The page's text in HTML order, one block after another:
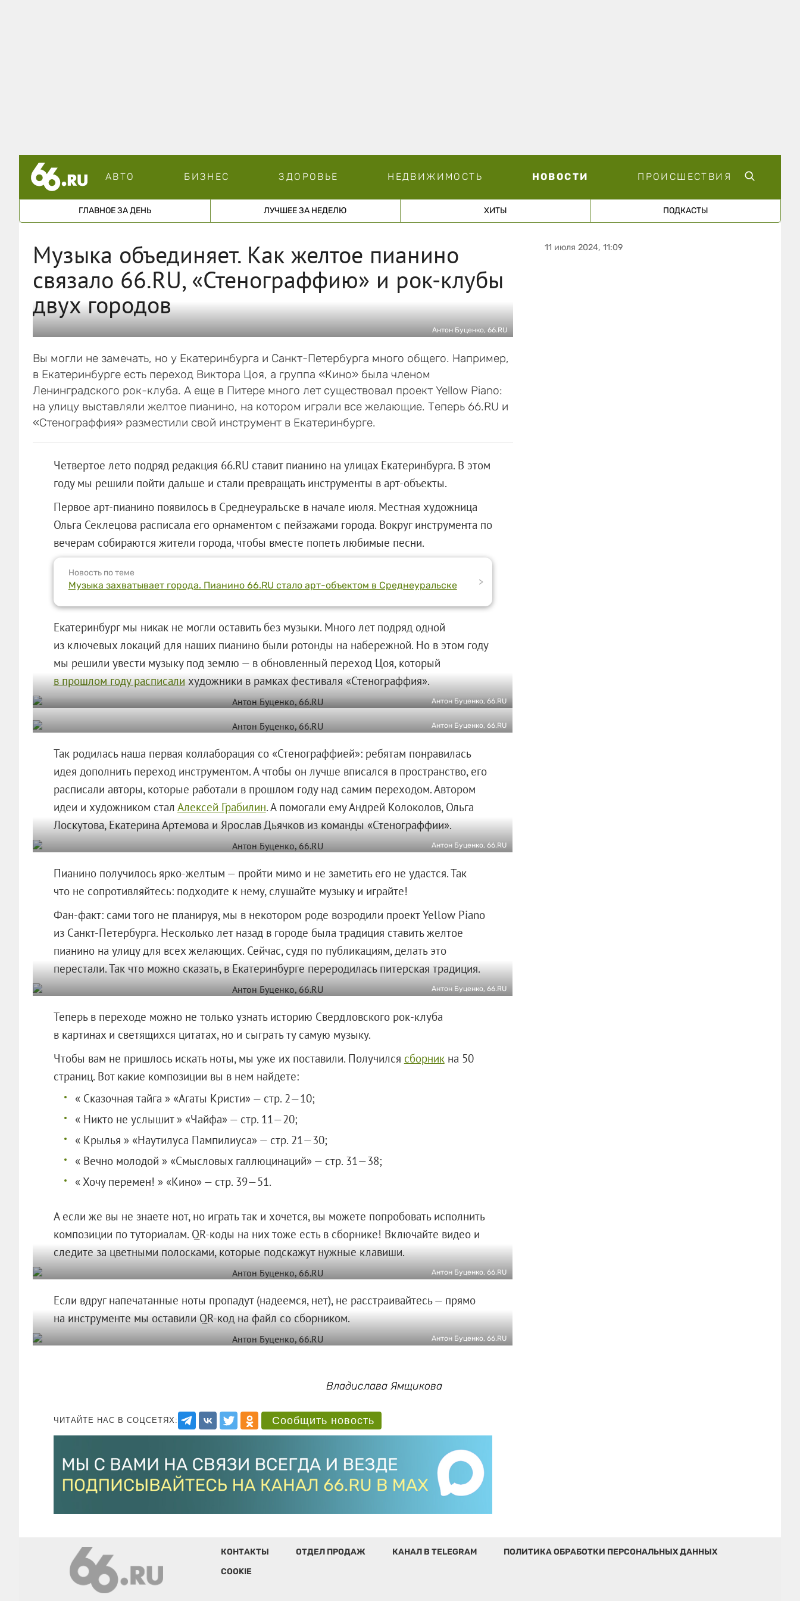
АВТО БИЗНЕС ЗДОРОВЬЕ НЕДВИЖИМОСТЬ НОВОСТИ ПРОИСШЕСТВИЯ
ГЛАВНОЕ ЗА ДЕНЬ ЛУЧШЕЕ ЗА НЕДЕЛЮ ХИТЫ ПОДКАСТЫ
Музыка объединяет. Как желтое пианино
связало 66.RU, «Стенограффию» и рок-клубы
двух городов
Антон Буценко, 66.RU
Вы могли не замечать, но у Екатеринбурга и Санкт-Петербурга много общего. Например,
в Екатеринбурге есть переход Виктора Цоя, а группа «Кино» была членом
Ленинградского рок-клуба. А еще в Питере много лет существовал проект Yellow Piano:
на улицу выставляли желтое пианино, на котором играли все желающие. Теперь 66.RU и
«Стенограффия» разместили свой инструмент в Екатеринбурге.
Четвертое лето подряд редакция 66.RU ставит пианино на улицах Екатеринбурга. В этом
году мы решили пойти дальше и стали превращать инструменты в арт-объекты.
Первое арт-пианино появилось в Среднеуральске в начале июля. Местная художница
Ольга Секлецова расписала его орнаментом с пейзажами города. Вокруг инструмента по
вечерам собираются жители города, чтобы вместе попеть любимые песни.
Новость по теме
Музыка захватывает города. Пианино 66.RU стало арт-объектом в Среднеуральске >
Екатеринбург мы никак не могли оставить без музыки. Много лет подряд одной
из ключевых локаций для наших пианино были ротонды на набережной. Но в этом году
мы решили увести музыку под землю — в обновленный переход Цоя, который
в прошлом году расписалихудожники в рамках фестиваля «Стенограффия».
Антон Буценко, 66.RU
Антон Буценко, 66.RU
Так родилась наша первая коллаборация со «Стенограффией»: ребятам понравилась
идея дополнить переход инструментом. А чтобы он лучше вписался в пространство, его
расписали авторы, которые работали в прошлом году над самим переходом. Автором
идеи и художником стал Алексей Грабилин. А помогали ему Андрей Колоколов, Ольга
Лоскутова, Екатерина Артемова и Ярослав Дьячков из команды «Стенограффии».
Антон Буценко, 66.RU
Пианино получилось ярко-желтым — пройти мимо и не заметить его не удастся. Так
что не сопротивляйтесь: подходите к нему, слушайте музыку и играйте!
Фан-факт: сами того не планируя, мы в некотором роде возродили проект Yellow Piano
из Санкт-Петербурга. Несколько лет назад в городе была традиция ставить желтое
пианино на улицу для всех желающих. Сейчас, судя по публикациям, делать это
перестали. Так что можно сказать, в Екатеринбурге переродилась питерская традиция.
Антон Буценко, 66.RU
Теперь в переходе можно не только узнать историю Свердловского рок-клуба
в картинах и светящихся цитатах, но и сыграть ту самую музыку.
Чтобы вам не пришлось искать ноты, мы уже их поставили. Получился сборникна 50
страниц. Вот какие композиции вы в нем найдете:
« Сказочная тайга » «Агаты Кристи» — стр. 2—10;
« Никто не услышит » «Чайфа» — стр. 11—20;
« Крылья » «Наутилуса Пампилиуса» — стр. 21—30;
« Вечно молодой » «Смысловых галлюцинаций» — стр. 31—38;
« Хочу перемен! » «Кино» — стр. 39—51.
А если же вы не знаете нот, но играть так и хочется, вы можете попробовать исполнить
композиции по туториалам. QR-коды на них тоже есть в сборнике! Включайте видео и
следите за цветными полосками, которые подскажут нужные клавиши.
Антон Буценко, 66.RU
Если вдруг напечатанные ноты пропадут (надеемся, нет), не расстраивайтесь — прямо
на инструменте мы оставили QR-код на файл со сборником.
Антон Буценко, 66.RU
Владислава Ямщикова
ЧИТАЙТЕ НАС В СОЦСЕТЯХ: Сообщить новость
11 июля 2024, 11:09
КОНТАКТЫ ОТДЕЛ ПРОДАЖ КАНАЛ В TELEGRAM
ПОЛИТИКА ОБРАБОТКИ ПЕРСОНАЛЬНЫХ ДАННЫХ
COOKIE